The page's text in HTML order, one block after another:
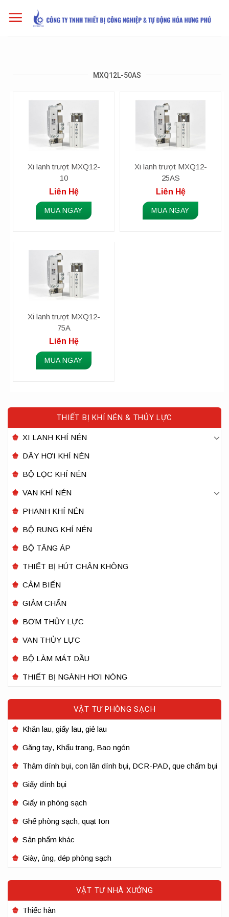
MXQ12L-50AS
Xi lanh trượt MXQ12-
10
Liên Hệ
MUA NGAY
Xi lanh trượt MXQ12-
25AS
Liên Hệ
MUA NGAY
Xi lanh trượt MXQ12-
75A
Liên Hệ
MUA NGAY
THIẾT BỊ KHÍ NÉN & THỦY LỰC
XI LANH KHÍ NÉN
DÂY HƠI KHÍ NÉN
BỘ LỌC KHÍ NÉN
VAN KHÍ NÉN
PHANH KHÍ NÉN
BỘ RUNG KHÍ NÉN
BỘ TĂNG ÁP
THIẾT BỊ HÚT CHÂN KHÔNG
CẢM BIẾN
GIẢM CHẤN
BƠM THỦY LỰC
VAN THỦY LỰC
BỘ LÀM MÁT DẦU
THIẾT BỊ NGÀNH HƠI NÓNG
VẬT TƯ PHÒNG SẠCH
Khăn lau, giấy lau, giẻ lau
Găng tay, Khẩu trang, Bao ngón
Thảm dính bụi, con lăn dính bụi, DCR-PAD, que chấm bụi
Giấy dính bụi
Giấy in phòng sạch
Ghế phòng sạch, quạt Ion
Sản phẩm khác
Giày, ủng, dép phòng sạch
VẬT TƯ NHÀ XƯỞNG
Thiếc hàn